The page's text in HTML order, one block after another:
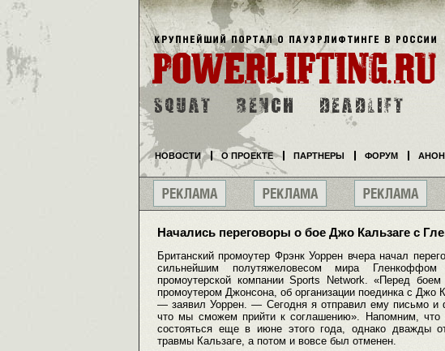
Начались переговоры о бое Джо Кальзаге с
Британский промоутер Фрэнк Уоррен вчера начал
сильнейшим полутяжеловесом мира
промоутерской компании Sports Network. «Перед
промоутером Джонсона, об организации поединка с Джо
— заявил Уоррен. — Сегодня я отправил ему письмо
что мы сможем прийти к соглашению». Напомним,
состояться еще в июне этого года, однако дважды
травмы Кальзаге, а потом и вовсе был отменен.
НОВОСТИ О ПРОЕКТЕ ПАРТНЕРЫ ФОРУМ